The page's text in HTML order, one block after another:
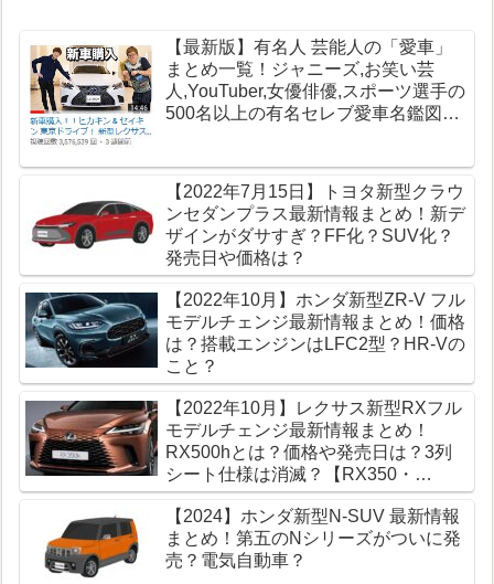
【最新版】有名人 芸能人の「愛車」
まとめ一覧！ジャニーズ,お笑い芸
人,YouTuber,女優俳優,スポーツ選手の
500名以上の有名セレブ愛車名鑑図鑑
【2022年7月15日】トヨタ新型クラウ
ンセダンプラス最新情報まとめ！新デ
ザインがダサすぎ？FF化？SUV化？
発売日や価格は？
【2022年10月】ホンダ新型ZR-V フル
モデルチェンジ最新情報まとめ！価格
は？搭載エンジンはLFC2型？HR-Vの
こと？
【2022年10月】レクサス新型RXフル
モデルチェンジ最新情報まとめ！
RX500hとは？価格や発売日は？3列
シート仕様は消滅？【RX350・
RX450h】
【2024】ホンダ新型N-SUV 最新情報
まとめ！第五のNシリーズがついに発
売？電気自動車？